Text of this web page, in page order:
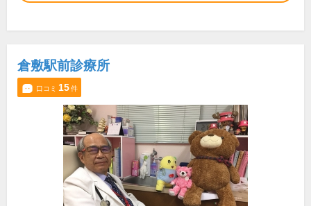
倉敷駅前診療所
口コミ 15件